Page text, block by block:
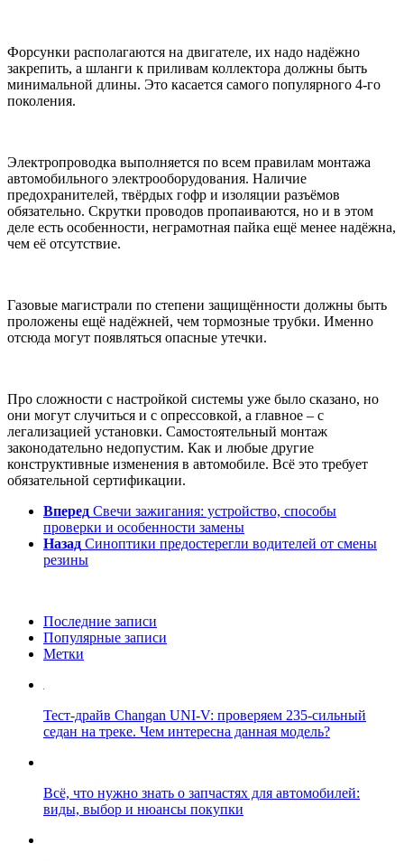
Форсунки располагаются на двигателе, их надо надёжно
закрепить, а шланги к приливам коллектора должны быть
минимальной длины. Это касается самого популярного 4-го
поколения.
Электропроводка выполняется по всем правилам монтажа
автомобильного электрооборудования. Наличие
предохранителей, твёрдых гофр и изоляции разъёмов
обязательно. Скрутки проводов пропаиваются, но и в этом
деле есть особенности, неграмотная пайка ещё менее надёжна,
чем её отсутствие.
Газовые магистрали по степени защищённости должны быть
проложены ещё надёжней, чем тормозные трубки. Именно
отсюда могут появляться опасные утечки.
Про сложности с настройкой системы уже было сказано, но
они могут случиться и с опрессовкой, а главное – с
легализацией установки. Самостоятельный монтаж
законодательно недопустим. Как и любые другие
конструктивные изменения в автомобиле. Всё это требует
обязательной сертификации.
Вперед Свечи зажигания: устройство, способы
проверки и особенности замены
Назад Синоптики предостерегли водителей от смены
резины
Последние записи
Популярные записи
Метки
Тест-драйв Changan UNI-V: проверяем 235-сильный
седан на треке. Чем интересна данная модель?
Всё, что нужно знать о запчастях для автомобилей:
виды, выбор и нюансы покупки